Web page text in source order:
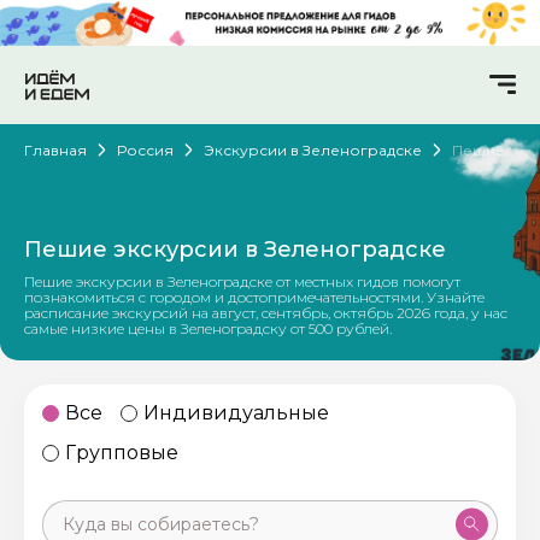
Главная Россия Экскурсии в Зеленоградске Пешие
Пешие экскурсии в Зеленоградске
Пешие экскурсии в Зеленоградске от местных гидов помогут
познакомиться с городом и достопримечательностями. Узнайте
расписание экскурсий на август, сентябрь, октябрь 2026 года, у нас
самые низкие цены в Зеленоградску от 500 рублей.
Все
Индивидуальные
Групповые